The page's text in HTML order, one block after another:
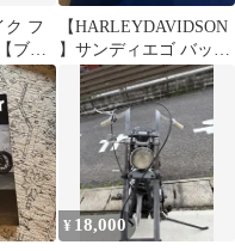
ク フ
ブラ
【HARLEYDAVIDSON
】サンディエゴ バック
プリント ハーレーT 青
¥ 18,000